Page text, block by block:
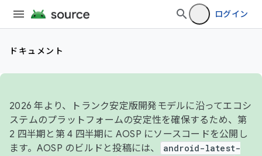
ログイン
ドキュメント
2026 年より、トランク安定版開発モデルに沿ってエコシ
ステムのプラットフォームの安定性を確保するため、第
2 四半期と第 4 四半期に AOSP にソースコードを公開し
ます。AOSP のビルドと投稿には、
android-latest-